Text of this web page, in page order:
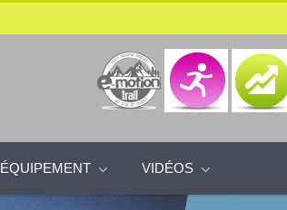
ÉQUIPEMENT VIDÉOS